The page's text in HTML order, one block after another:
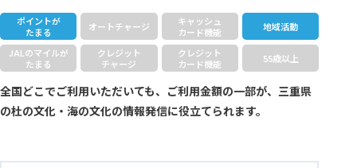
ポイントが
たまる
オートチャージ
キャッシュ
カード機能
地域活動
JALのマイルが
たまる
クレジット
チャージ
クレジット
カード機能
55歳以上
全国どこでご利用いただいても、ご利用金額の一部が、三重県
の杜の文化・海の文化の情報発信に役立てられます。